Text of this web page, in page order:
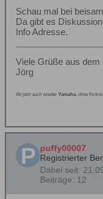
Schau mal bei
Da gibt es
Info Adresse.
Viele Grüße aus dem
Jörg
Ab jetzt auch wieder Yamaha, ohne
puffy00007
Registrierter
Dabei seit:
Beiträge: 12